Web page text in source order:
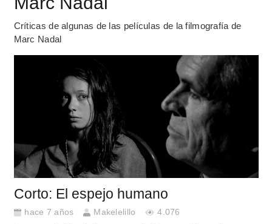
Críticas de algunas de las películas de la filmografía de
Marc Nadal
Corto: El espejo humano
hace 7 años Makelelillo 4.076